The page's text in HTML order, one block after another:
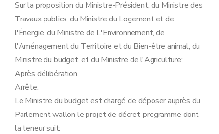
Art. 17
Chapitre V Mesures en matière d'environnement
Section 1 re Modifications apportées au Livre I
Art. 18
Art. 19
Art. 20
Art. 21
Section 2 Modifications apportées au Livre II du Code de l'Environnement contenant le Code de l'Eau
Art. 24
Art. 25
Art. 26
Art. 27
Sur la proposition du Ministre-Président, du Ministre des
Travaux publics, du Ministre du Logement et de
l'Énergie, du Ministre de L'Environnement, de
l'Aménagement du Territoire et du Bien-être animal, du
Ministre du budget, et du Ministre de l'Agriculture;
Après délibération,
Arrête:
Le Ministre du budget est chargé de déposer auprès du
Parlement wallon le projet de décret-programme dont
la teneur suit: